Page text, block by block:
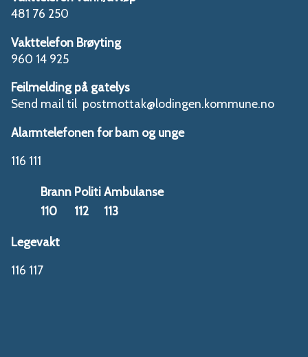
481 76 250
Vakttelefon Brøyting
960 14 925
Feilmelding på gatelys
Send mail til postmottak@lodingen.kommune.no
Alarmtelefonen for barn og unge
116 111
Brann PolitiAmbulanse
110
112 113
Legevakt
116 117